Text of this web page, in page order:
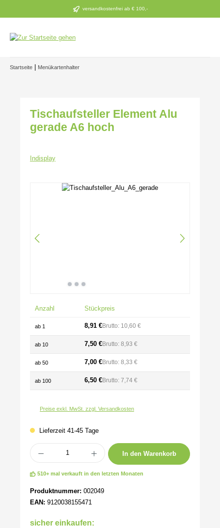
Zum Hauptinhalt springen versandkostenfrei ab € 100,-
Startseite Menükartenhalter
Tischaufsteller Element Alu
gerade A6 hoch
Indisplay
Bildergalerie überspringen
Anzahl Stückpreis
ab 1 8,91 €Brutto: 10,60 €
ab 10 7,50 €Brutto: 8,93 €
ab 50 7,00 €Brutto: 8,33 €
ab 100 6,50 €Brutto: 7,74 €
Preise exkl. MwSt. zzgl. Versandkosten
Lieferzeit 41-45 Tage
Produkt Anzahl: Gib den gewünschten Wert ein oder benutze die Schaltflächen
In den Warenkorb
510+ mal verkauft in den letzten Monaten
Produktnummer: 002049
EAN: 9120038155471
sicher einkaufen: